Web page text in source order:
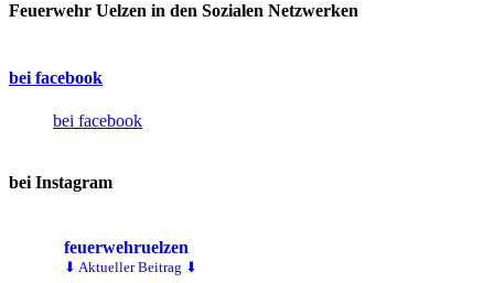
Feuerwehr Uelzen in den Sozialen Netzwerken
bei facebook
bei facebook
bei Instagram
feuerwehruelzen
⬇ Aktueller Beitrag ⬇